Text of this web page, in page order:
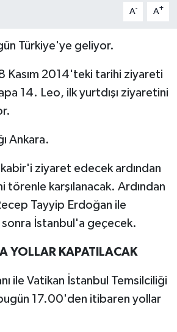
A- A+
Türkiye'ye geliyor.
Kasım 2014'teki tarihi ziyareti
14. Leo, ilk yurtdışı ziyaretini
Ankara.
ziyaret edecek ardından
törenle karşılanacak. Ardından
Tayyip Erdoğan ile
İstanbul'a geçecek.
YOLLAR KAPATILACAK
ile Vatikan İstanbul Temsilciliği
17.00'den itibaren yollar